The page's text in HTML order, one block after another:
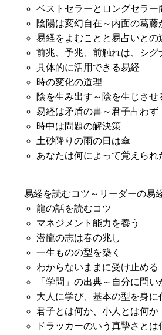
ベストセラーとロングセラー
陰陽は変幻自在～内面の葛藤
易経をよむことと易占いとの
前兆、予兆、前触れは、シグ
具体的に活用できる易経
時の変化の道理
陰を生み出す～陰を生じさせ
易経は矛盾の書～君子占わず
時中は問題の解決策
土砂降りの雨の日は傘
あなたは何によって覚えられ
易経を読むコツ～リーダーの易
龍の話を読むコツ
マネジメント能力を養う
潜龍の志は春の兆し
一生ものの型を築く
わからないままに受け止める
「学問」の出典～自分に問
大人に学び、基本の型を身に
君子とは何か、小人とは何か
ドラッカーのいう真摯さとは